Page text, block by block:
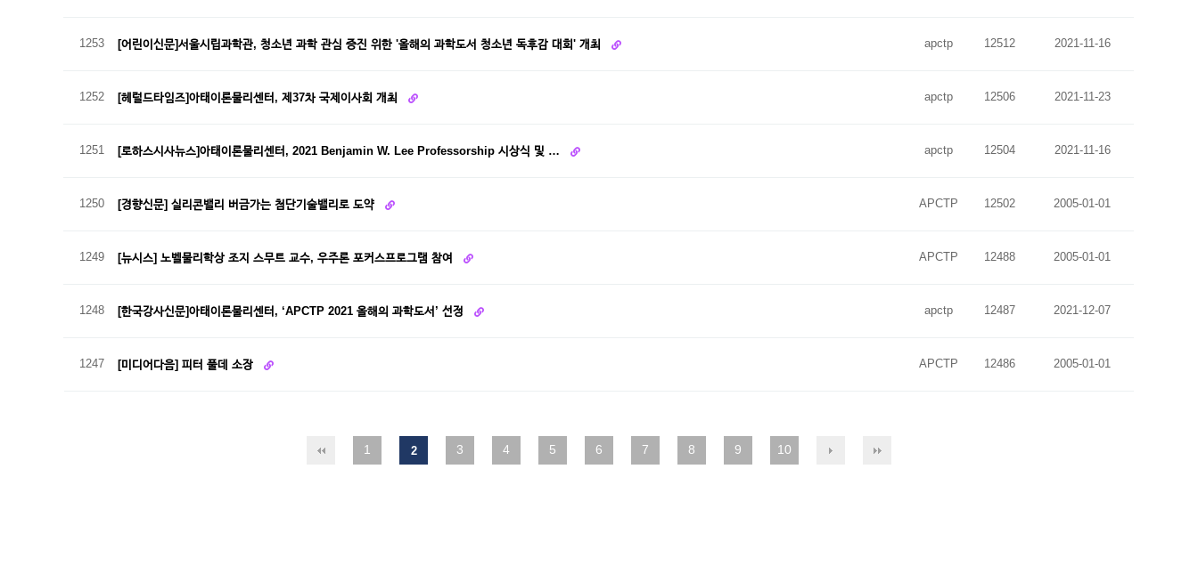
1253 [어린이신문]서울시립과학관, 청소년 과학 관심 증진 위한 '올해의 과학도서 청소년 독후감 대회' 개최 apctp 12512 2021-11-16
1252 [헤럴드타임즈]아태이론물리센터, 제37차 국제이사회 개최 apctp 12506 2021-11-23
1251 [로하스시사뉴스]아태이론물리센터, 2021 Benjamin W. Lee Professorship 시상식 및 … apctp 12504 2021-11-16
1250 [경향신문] 실리콘밸리 버금가는 첨단기술밸리로 도약 APCTP 12502 2005-01-01
1249 [뉴시스] 노벨물리학상 조지 스무트 교수, 우주론 포커스프로그램 참여 APCTP 12488 2005-01-01
1248 [한국강사신문]아태이론물리센터, ‘APCTP 2021 올해의 과학도서’ 선정 apctp 12487 2021-12-07
1247 [미디어다음] 피터 풀데 소장 APCTP 12486 2005-01-01
1 2 3 4 5 6 7 8 9 10